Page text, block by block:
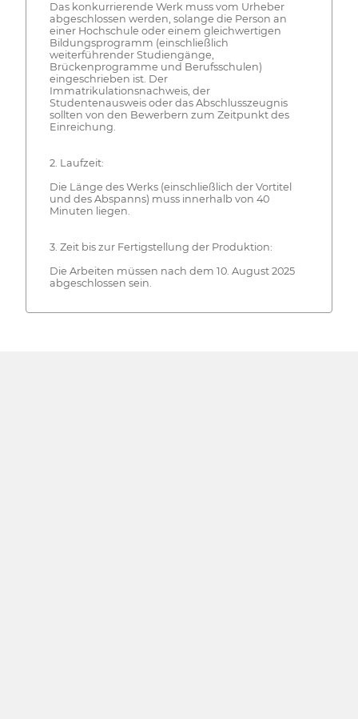
Das konkurrierende Werk muss vom Urheber
abgeschlossen werden, solange die Person an
einer Hochschule oder einem gleichwertigen
Bildungsprogramm (einschließlich
weiterführender Studiengänge,
Brückenprogramme und Berufsschulen)
eingeschrieben ist. Der
Immatrikulationsnachweis, der
Studentenausweis oder das Abschlusszeugnis
sollten von den Bewerbern zum Zeitpunkt des
Einreichung.
2. Laufzeit:
Die Länge des Werks (einschließlich der Vortitel
und des Abspanns) muss innerhalb von 40
Minuten liegen.
3. Zeit bis zur Fertigstellung der Produktion:
Die Arbeiten müssen nach dem 10. August 2025
abgeschlossen sein.